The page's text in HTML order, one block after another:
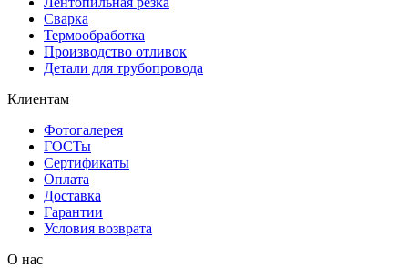
Сварка
Термообработка
Производство отливок
Детали для трубопровода
Клиентам
Фотогалерея
ГОСТы
Сертификаты
Оплата
Доставка
Гарантии
Условия возврата
О нас